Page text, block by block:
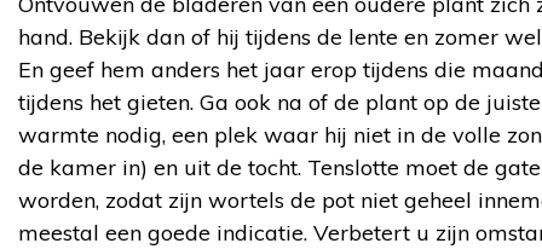
hand. Bekijk dan of hij tijdens de lente en zomer
En geef hem anders het jaar erop tijdens die
tijdens het gieten. Ga ook na of de plant op de
warmte nodig, een plek waar hij niet in de volle
de kamer in) en uit de tocht. Tenslotte moet de
worden, zodat zijn wortels de pot niet geheel
meestal een goede indicatie. Verbetert u zijn